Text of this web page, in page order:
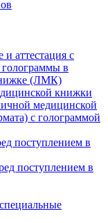
и аттестация с
в
(ЛМК)
книжки
медицинской
с голограммой
поступлением в
поступлением в